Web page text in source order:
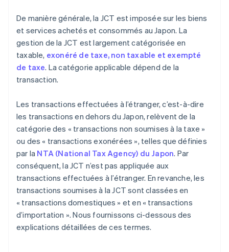
De manière générale, la JCT est imposée sur les biens
et services achetés et consommés au Japon. La
gestion de la JCT est largement catégorisée en
taxable, exonéré de taxe, non taxable et exempté
de taxe. La catégorie applicable dépend de la
transaction.
Les transactions effectuées à l’étranger, c’est-à-dire
les transactions en dehors du Japon, relèvent de la
catégorie des « transactions non soumises à la taxe »
ou des « transactions exonérées », telles que définies
par la NTA (National Tax Agency) du Japon. Par
conséquent, la JCT n’est pas appliquée aux
transactions effectuées à l’étranger. En revanche, les
transactions soumises à la JCT sont classées en
« transactions domestiques » et en « transactions
d’importation ». Nous fournissons ci-dessous des
explications détaillées de ces termes.